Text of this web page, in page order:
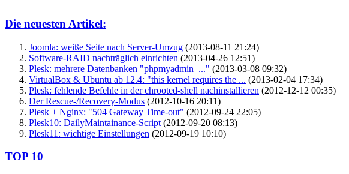
Die neuesten Artikel:
Joomla: weiße Seite nach Server-Umzug (2013-08-11 21:24)
Software-RAID nachträglich einrichten (2013-04-26 12:51)
Plesk: mehrere Datenbanken "phpmyadmin_..." (2013-03-08 09:32)
VirtualBox & Ubuntu ab 12.4: "this kernel requires the ... (2013-02-04 17:34)
Plesk: fehlende Befehle in der chrooted-shell nachinstallieren (2012-12-12 00:35)
Der Rescue-/Recovery-Modus (2012-10-16 20:11)
Plesk + Nginx: "504 Gateway Time-out" (2012-09-24 22:05)
Plesk10: DailyMaintainance-Script (2012-09-20 08:13)
Plesk11: wichtige Einstellungen (2012-09-19 10:10)
TOP 10